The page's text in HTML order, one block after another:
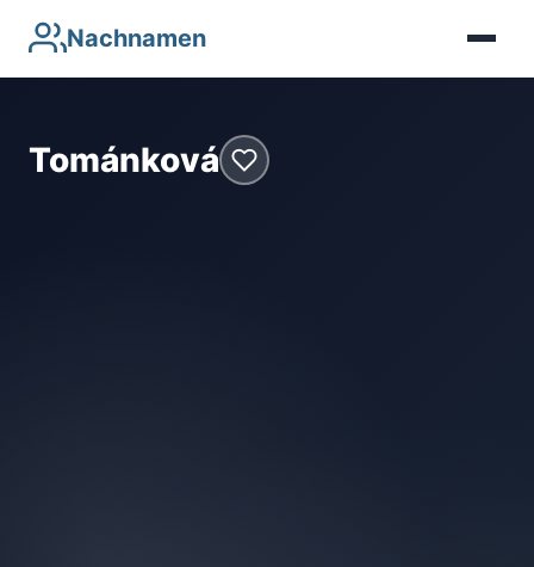
Nachnamen
Tománková